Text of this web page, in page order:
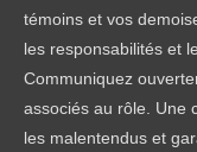
témoins et vos
les responsabilités et
Communiquez
associés au rôle. Une
les malentendus et